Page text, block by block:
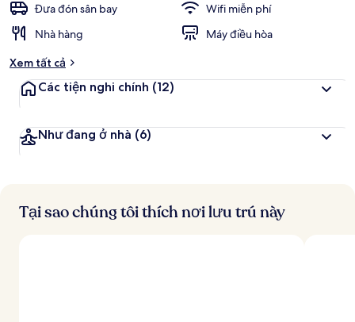
c
h
n
o
Đưa đón sân bay
Wifi miễn phí
Nhà hàng
Máy điều hòa
Xem tất cả
Các tiện nghi chính (12)
Như đang ở nhà (6)
Tại sao chúng tôi thích nơi lưu trú này